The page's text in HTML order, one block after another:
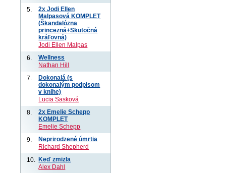
5.
2x Jodi Ellen
Malpasová KOMPLET
(Škandalózna
princezná+Skutočná
kráľovná)
Jodi Ellen Malpas
6.
Wellness
Nathan Hill
7.
Dokonalá (s
dokonalým podpisom
v knihe)
Lucia Sasková
8.
2x Emelie Schepp
KOMPLET
Emelie Schepp
9.
Neprirodzené úmrtia
Richard Shepherd
10.
Keď zmizla
Alex Dahl